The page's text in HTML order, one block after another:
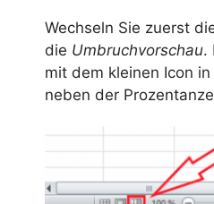
Wechseln Sie zuerst
die Umbruchvorschau.
mit dem kleinen Icon
neben der